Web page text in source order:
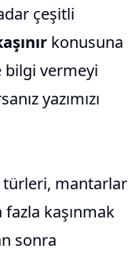
çeşitli
konusuna
bilgi vermeyi
yazımızı
türleri, mantarlar
fazla kaşınmak
sonra